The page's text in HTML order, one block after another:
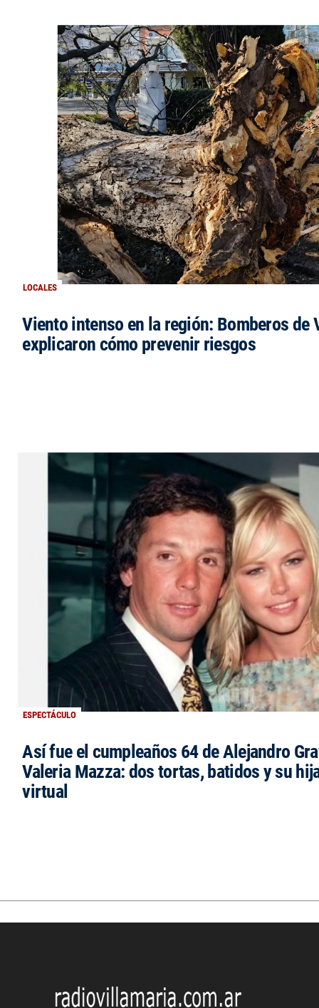
LOCALES
Viento intenso en la región: Bomberos de
explicaron cómo prevenir riesgos
ESPECTÁCULO
Así fue el cumpleaños 64 de Alejandro
Valeria Mazza: dos tortas, batidos y su
virtual